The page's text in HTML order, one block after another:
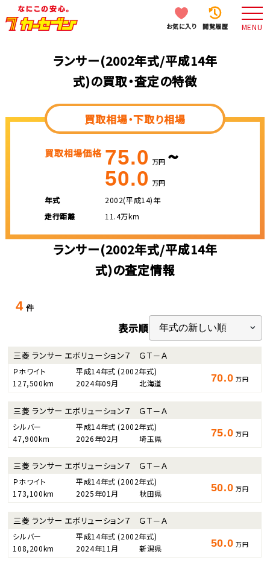
お気に入り 閲覧履歴 MENU
ランサー(2002年式/平成14年
式)の買取・査定の特徴
買取相場・下取り相場
買取相場価格 75.0 万円 ~
50.0 万円
年式
2002(平成14)年
走行距離
11.4万km
ランサー(2002年式/平成14年
式)の査定情報
4 件
表示順
三菱 ランサー エボリューション７ ＧＴ－Ａ
Ｐホワイト 平成14年式(2002年式)
127,500km
2024年09月 北海道 70.0 万円
三菱 ランサー エボリューション７ ＧＴ－Ａ
シルバー 平成14年式(2002年式)
47,900km
2026年02月 埼玉県 75.0 万円
三菱 ランサー エボリューション７ ＧＴ－Ａ
Ｐホワイト 平成14年式(2002年式)
173,100km
2025年01月 秋田県 50.0 万円
三菱 ランサー エボリューション７ ＧＴ－Ａ
シルバー 平成14年式(2002年式)
108,200km
2024年11月 新潟県 50.0 万円